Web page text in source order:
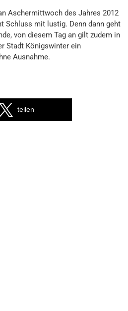
Aschermittwoch des Jahres 2012
Schluss mit lustig. Denn dann geht
von diesem Tag an gilt zudem in
Stadt Königswinter ein
Ausnahme.
teilen